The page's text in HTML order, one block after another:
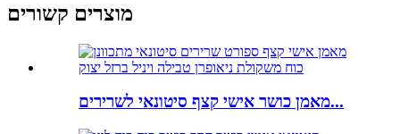
מוצרים קשורים
מאמן כושר אישי קצף סיטונאי לשרירים...